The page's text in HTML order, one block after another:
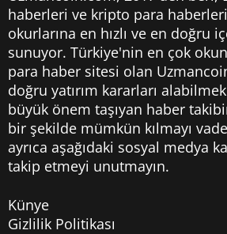
haberleri ve kripto para
okurlarına en hızlı ve en doğru
sunuyor. Türkiye'nin en çok
para haber sitesi olan
doğru yatırım kararları
büyük önem taşıyan haber
bir şekilde mümkün kılmayı
ayrıca aşağıdaki sosyal medya
takip etmeyi unutmayın.
Künye
Gizlilik Politikası